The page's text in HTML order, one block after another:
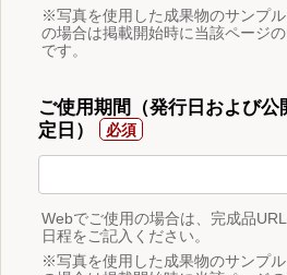
※写真を使用した成果物のサンプ
の場合は掲載開始時に当該ページ
です。
ご使用期間（発行日および
定日）
Webでご使用の場合は、完成品
日程をご記入ください。
※写真を使用した成果物のサンプ